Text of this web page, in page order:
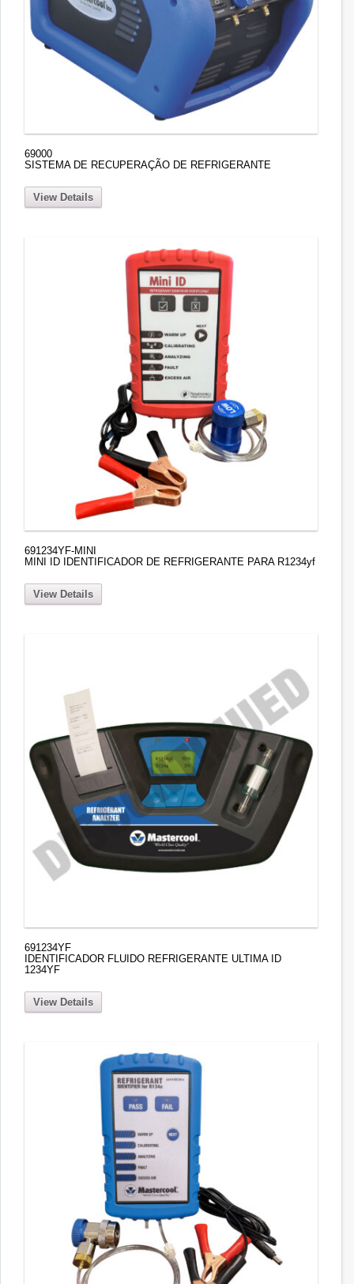
69000
SISTEMA DE RECUPERAÇÃO DE REFRIGERANTE
View Details
691234YF-MINI
MINI ID IDENTIFICADOR DE REFRIGERANTE PARA R1234yf
View Details
691234YF
IDENTIFICADOR FLUIDO REFRIGERANTE ULTIMA ID
1234YF
View Details